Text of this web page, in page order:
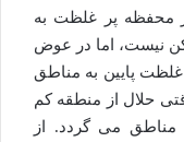
محفظه پر غلظت به
نیست، اما در عوض
پایین به مناطق
حلال از منطقه کم
می گردد. از